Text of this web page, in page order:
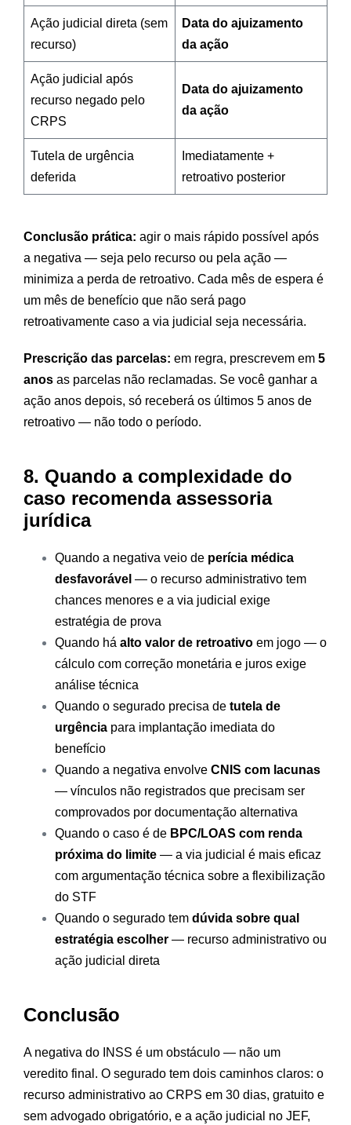
Ação judicial direta (sem
recurso)
Data do ajuizamento
da ação
Ação judicial após
recurso negado pelo
CRPS
Data do ajuizamento
da ação
Tutela de urgência
deferida
Imediatamente +
retroativo posterior
Conclusão prática: agir o mais rápido possível após
a negativa — seja pelo recurso ou pela ação —
minimiza a perda de retroativo. Cada mês de espera é
um mês de benefício que não será pago
retroativamente caso a via judicial seja necessária.
Prescrição das parcelas: em regra, prescrevem em 5
anos as parcelas não reclamadas. Se você ganhar a
ação anos depois, só receberá os últimos 5 anos de
retroativo — não todo o período.
8. Quando a complexidade do
caso recomenda assessoria
jurídica
Quando a negativa veio de perícia médica
desfavorável — o recurso administrativo tem
chances menores e a via judicial exige
estratégia de prova
Quando há alto valor de retroativo em jogo — o
cálculo com correção monetária e juros exige
análise técnica
Quando o segurado precisa de tutela de
urgência para implantação imediata do
benefício
Quando a negativa envolve CNIS com lacunas
— vínculos não registrados que precisam ser
comprovados por documentação alternativa
Quando o caso é de BPC/LOAS com renda
próxima do limite — a via judicial é mais eficaz
com argumentação técnica sobre a flexibilização
do STF
Quando o segurado tem dúvida sobre qual
estratégia escolher — recurso administrativo ou
ação judicial direta
Conclusão
A negativa do INSS é um obstáculo — não um
veredito final. O segurado tem dois caminhos claros: o
recurso administrativo ao CRPS em 30 dias, gratuito e
sem advogado obrigatório, e a ação judicial no JEF,